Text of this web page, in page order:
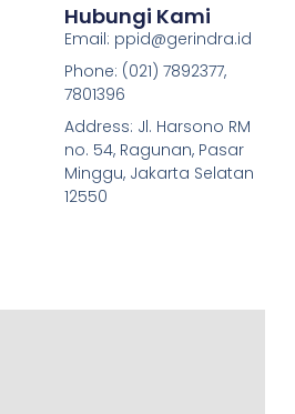
Hubungi Kami
Email: ppid@gerindra.id
Phone: (021) 7892377,
7801396
Address: Jl. Harsono RM
no. 54, Ragunan, Pasar
Minggu, Jakarta Selatan
12550